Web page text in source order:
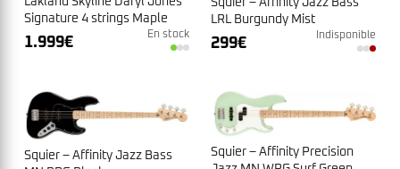
Signature 4 strings Maple
Neck Natural
1.999€ En stock
Squier – Affinity Jazz Bass
LRL Burgundy Mist
299€ Indisponible
Squier – Affinity Jazz Bass
Squier – Affinity Precision